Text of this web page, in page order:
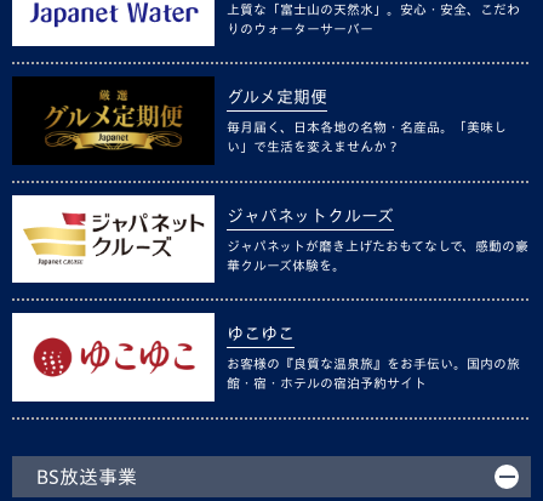
上質な「富士山の天然水」。安心・安全、こだわ
りのウォーターサーバー
グルメ定期便
毎月届く、日本各地の名物・名産品。「美味し
い」で生活を変えませんか？
ジャパネットクルーズ
ジャパネットが磨き上げたおもてなしで、感動の豪
華クルーズ体験を。
ゆこゆこ
お客様の『良質な温泉旅』をお手伝い。国内の旅
館・宿・ホテルの宿泊予約サイト
BS放送事業